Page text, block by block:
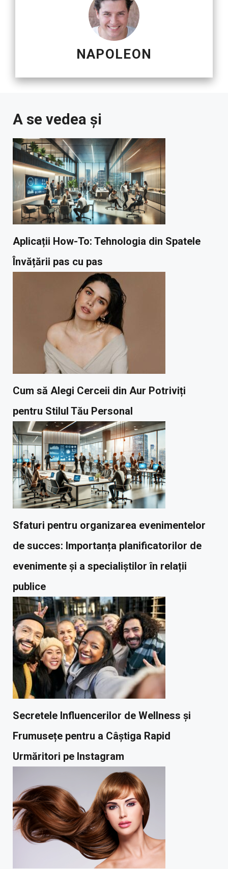
NAPOLEON
A se vedea și
Aplicații How-To: Tehnologia din Spatele
Învățării pas cu pas
Cum să Alegi Cerceii din Aur Potriviți
pentru Stilul Tău Personal
Sfaturi pentru organizarea evenimentelor
de succes: Importanța planificatorilor de
evenimente și a specialiștilor în relații
publice
Secretele Influencerilor de Wellness și
Frumusețe pentru a Câștiga Rapid
Urmăritori pe Instagram